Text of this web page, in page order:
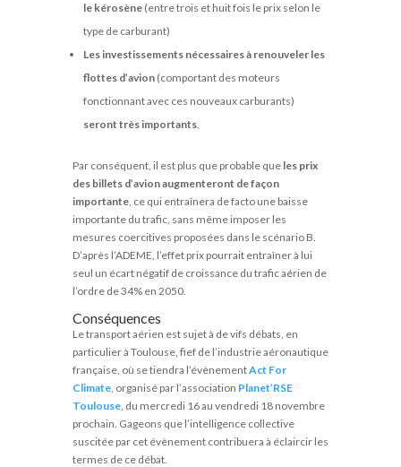
le kérosène(entre trois et huit fois le prix selon le
type de carburant)
Les investissements nécessaires à renouveler les
flottes d’avion(comportant des moteurs
fonctionnant avec ces nouveaux carburants)
seront très importants.
Par conséquent, il est plus que probable que les prix
des billets d’avion augmenteront de façon
importante, ce qui entraînera de facto une baisse
importante du trafic, sans même imposer les
mesures coercitives proposées dans le scénario B.
D’après l’ADEME, l’effet prix pourrait entraîner à lui
seul un écart négatif de croissance du trafic aérien de
l’ordre de 34% en 2050.
Conséquences
Le transport aérien est sujet à de vifs débats, en
particulier à Toulouse, fief de l’industrie aéronautique
française, où se tiendra l’évènementAct For
Climate, organisé par l’association Planet’RSE
Toulouse, du mercredi 16 au vendredi 18 novembre
prochain. Gageons que l’intelligence collective
suscitée par cet évènement contribuera à éclaircir les
termes de ce débat.